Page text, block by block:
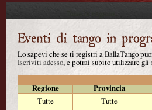
Lo sapevi che se ti registri a BallaTango
Iscriviti adesso, e potrai subito utilizzare
Regione
Provincia
Tutte
Tutte